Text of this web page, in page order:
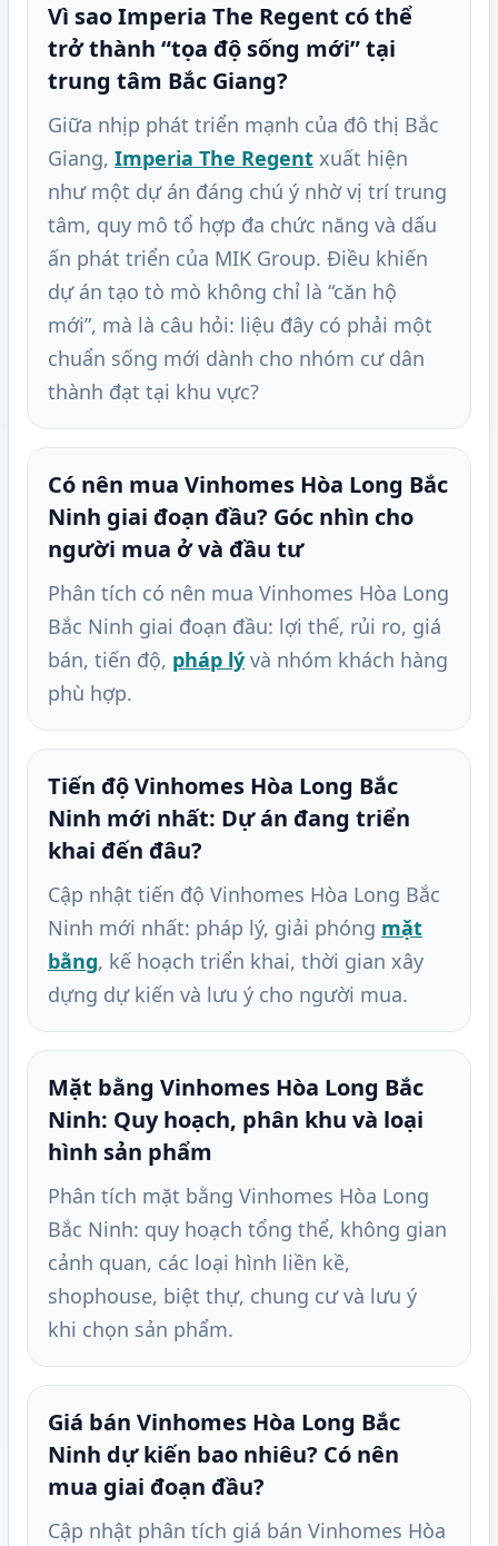
Vì sao Imperia The Regent có thể
trở thành “tọa độ sống mới” tại
trung tâm Bắc Giang?
Giữa nhịp phát triển mạnh của đô thị Bắc
Giang, Imperia The Regent xuất hiện
như một dự án đáng chú ý nhờ vị trí trung
tâm, quy mô tổ hợp đa chức năng và dấu
ấn phát triển của MIK Group. Điều khiến
dự án tạo tò mò không chỉ là “căn hộ
mới”, mà là câu hỏi: liệu đây có phải một
chuẩn sống mới dành cho nhóm cư dân
thành đạt tại khu vực?
Có nên mua Vinhomes Hòa Long Bắc
Ninh giai đoạn đầu? Góc nhìn cho
người mua ở và đầu tư
Phân tích có nên mua Vinhomes Hòa Long
Bắc Ninh giai đoạn đầu: lợi thế, rủi ro, giá
bán, tiến độ, pháp lý và nhóm khách hàng
phù hợp.
Tiến độ Vinhomes Hòa Long Bắc
Ninh mới nhất: Dự án đang triển
khai đến đâu?
Cập nhật tiến độ Vinhomes Hòa Long Bắc
Ninh mới nhất: pháp lý, giải phóng mặt
bằng, kế hoạch triển khai, thời gian xây
dựng dự kiến và lưu ý cho người mua.
Mặt bằng Vinhomes Hòa Long Bắc
Ninh: Quy hoạch, phân khu và loại
hình sản phẩm
Phân tích mặt bằng Vinhomes Hòa Long
Bắc Ninh: quy hoạch tổng thể, không gian
cảnh quan, các loại hình liền kề,
shophouse, biệt thự, chung cư và lưu ý
khi chọn sản phẩm.
Giá bán Vinhomes Hòa Long Bắc
Ninh dự kiến bao nhiêu? Có nên
mua giai đoạn đầu?
Cập nhật phân tích giá bán Vinhomes Hòa